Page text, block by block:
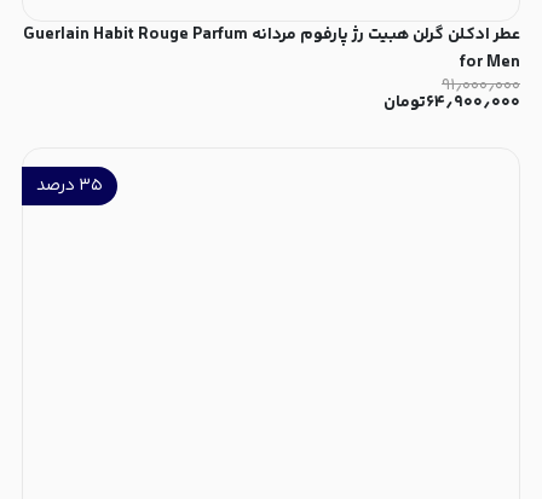
عطر ادکلن گرلن هبیت رژ پارفوم مردانه Guerlain Habit Rouge Parfum
for Men
۹۱٫۰۰۰٫۰۰۰
۶۴٫۹۰۰٫۰۰۰تومان
۳۵ درصد